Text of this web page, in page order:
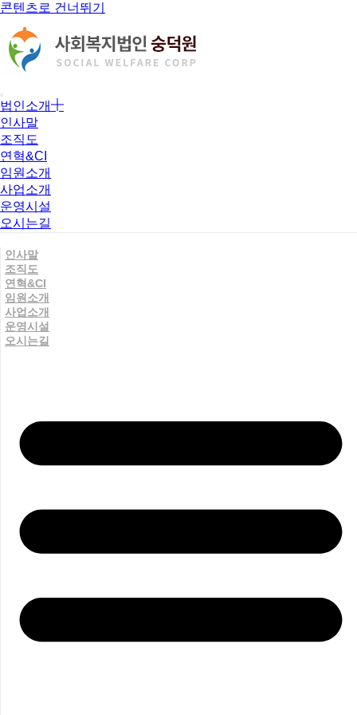
콘텐츠로 건너뛰기
법인소개
인사말
조직도
연혁&CI
임원소개
사업소개
운영시설
오시는길
인사말
조직도
연혁&CI
임원소개
사업소개
운영시설
오시는길